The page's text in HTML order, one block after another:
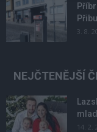
3. 8.
NEJČTENĚJŠÍ
14. 2.